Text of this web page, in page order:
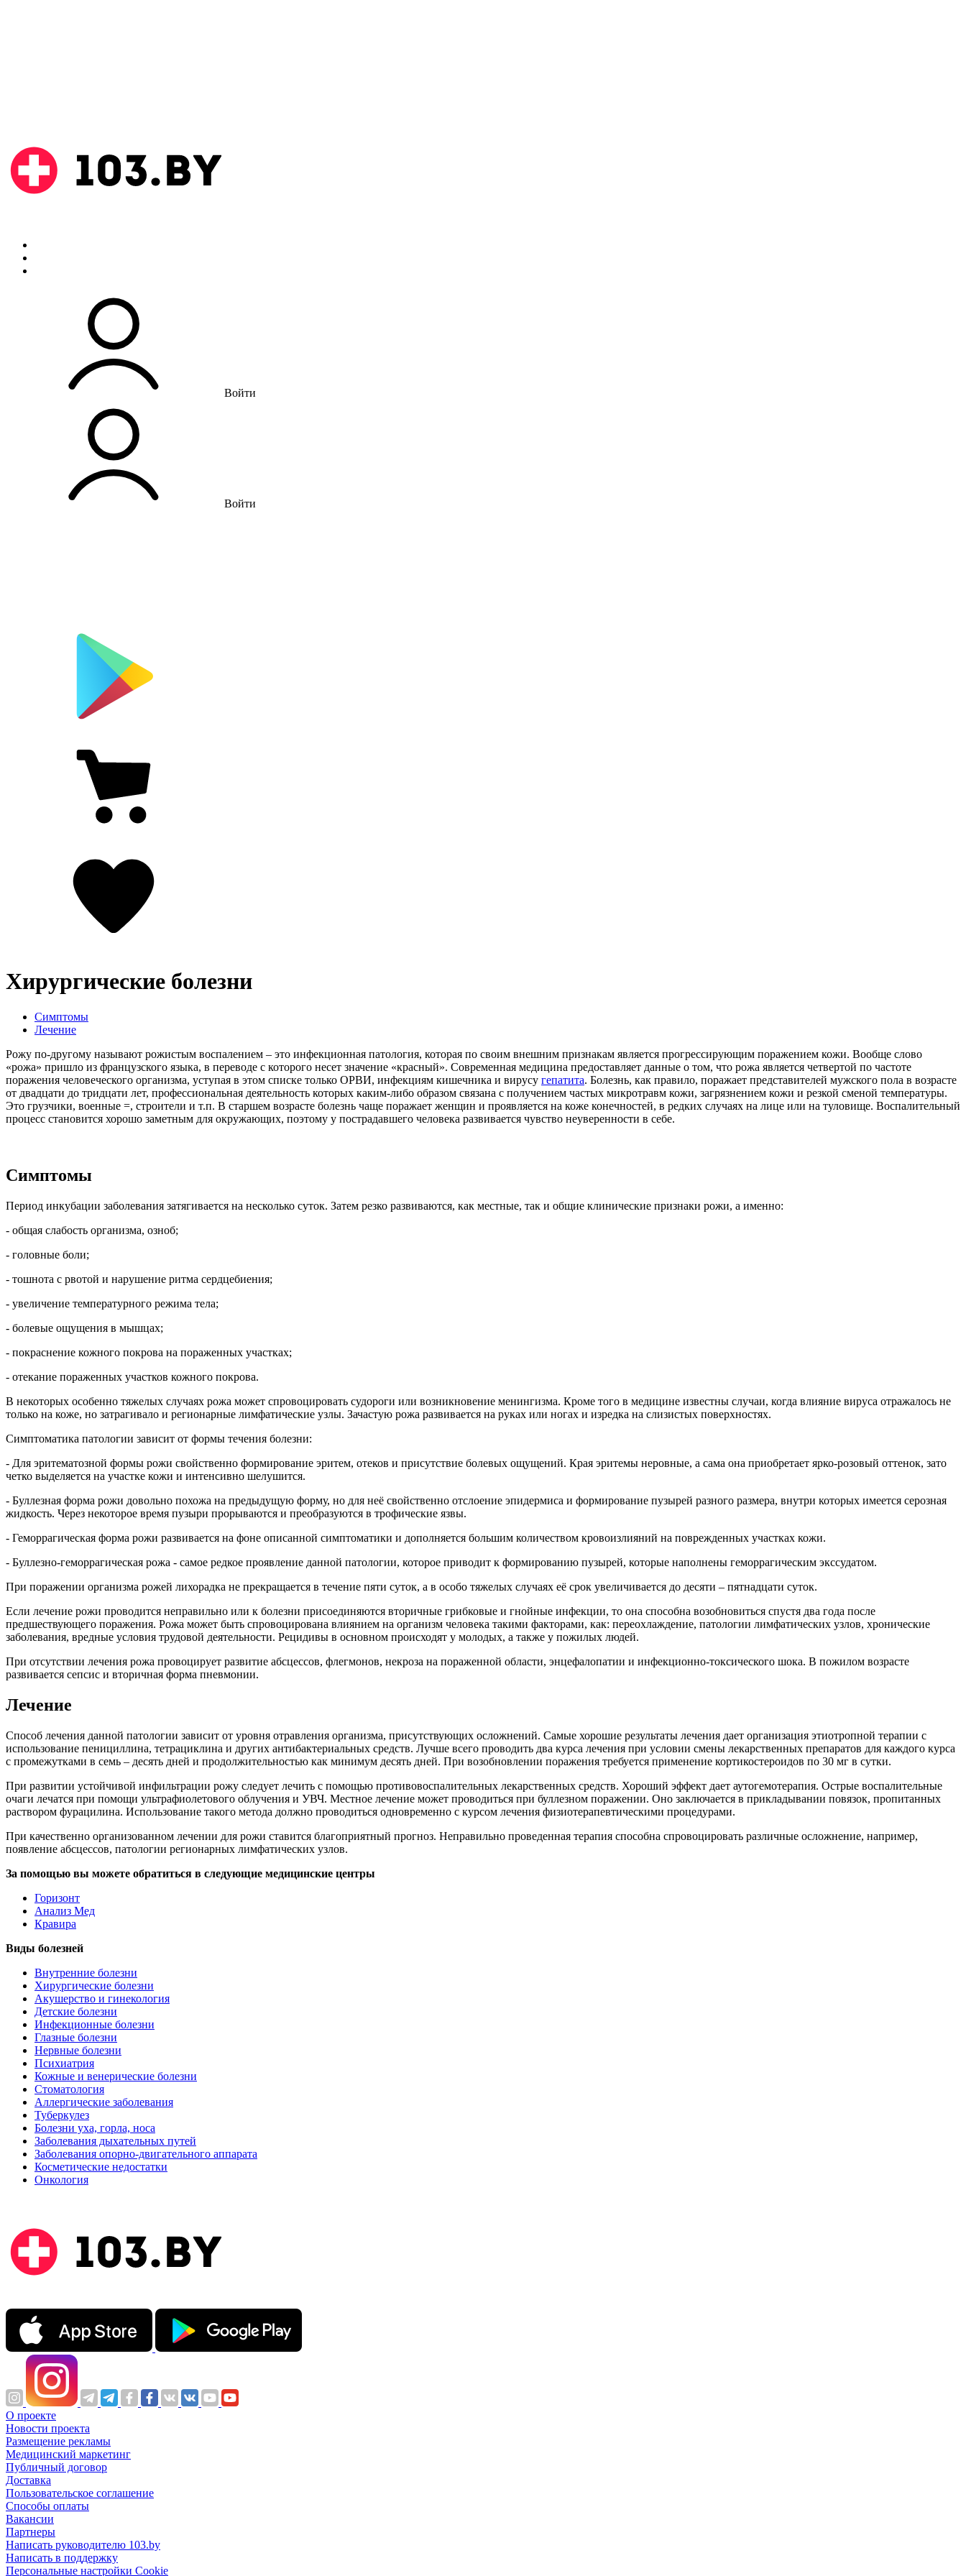
Войти
Войти
Хирургические болезни
Симптомы
Лечение
Рожу по-другому называют рожистым воспалением – это инфекционная патология, которая по своим внешним признакам является прогрессирующим поражением кожи. Вообще слово
«рожа» пришло из французского языка, в переводе с которого несет значение «красный». Современная медицина предоставляет данные о том, что рожа является четвертой по частоте
поражения человеческого организма, уступая в этом списке только ОРВИ, инфекциям кишечника и вирусу гепатита. Болезнь, как правило, поражает представителей мужского пола в возрасте
от двадцати до тридцати лет, профессиональная деятельность которых каким-либо образом связана с получением частых микротравм кожи, загрязнением кожи и резкой сменой температуры.
Это грузчики, военные =, строители и т.п. В старшем возрасте болезнь чаще поражает женщин и проявляется на коже конечностей, в редких случаях на лице или на туловище. Воспалительный
процесс становится хорошо заметным для окружающих, поэтому у пострадавшего человека развивается чувство неуверенности в себе.
Симптомы
Период инкубации заболевания затягивается на несколько суток. Затем резко развиваются, как местные, так и общие клинические признаки рожи, а именно:
- общая слабость организма, озноб;
- головные боли;
- тошнота с рвотой и нарушение ритма сердцебиения;
- увеличение температурного режима тела;
- болевые ощущения в мышцах;
- покраснение кожного покрова на пораженных участках;
- отекание пораженных участков кожного покрова.
В некоторых особенно тяжелых случаях рожа может спровоцировать судороги или возникновение менингизма. Кроме того в медицине известны случаи, когда влияние вируса отражалось не
только на коже, но затрагивало и регионарные лимфатические узлы. Зачастую рожа развивается на руках или ногах и изредка на слизистых поверхностях.
Симптоматика патологии зависит от формы течения болезни:
- Для эритематозной формы рожи свойственно формирование эритем, отеков и присутствие болевых ощущений. Края эритемы неровные, а сама она приобретает ярко-розовый оттенок, зато
четко выделяется на участке кожи и интенсивно шелушится.
- Буллезная форма рожи довольно похожа на предыдущую форму, но для неё свойственно отслоение эпидермиса и формирование пузырей разного размера, внутри которых имеется серозная
жидкость. Через некоторое время пузыри прорываются и преобразуются в трофические язвы.
- Геморрагическая форма рожи развивается на фоне описанной симптоматики и дополняется большим количеством кровоизлияний на поврежденных участках кожи.
- Буллезно-геморрагическая рожа - самое редкое проявление данной патологии, которое приводит к формированию пузырей, которые наполнены геморрагическим экссудатом.
При поражении организма рожей лихорадка не прекращается в течение пяти суток, а в особо тяжелых случаях её срок увеличивается до десяти – пятнадцати суток.
Если лечение рожи проводится неправильно или к болезни присоединяются вторичные грибковые и гнойные инфекции, то она способна возобновиться спустя два года после
предшествующего поражения. Рожа может быть спровоцирована влиянием на организм человека такими факторами, как: переохлаждение, патологии лимфатических узлов, хронические
заболевания, вредные условия трудовой деятельности. Рецидивы в основном происходят у молодых, а также у пожилых людей.
При отсутствии лечения рожа провоцирует развитие абсцессов, флегмонов, некроза на пораженной области, энцефалопатии и инфекционно-токсического шока. В пожилом возрасте
развивается сепсис и вторичная форма пневмонии.
Лечение
Способ лечения данной патологии зависит от уровня отравления организма, присутствующих осложнений. Самые хорошие результаты лечения дает организация этиотропной терапии с
использование пенициллина, тетрациклина и других антибактериальных средств. Лучше всего проводить два курса лечения при условии смены лекарственных препаратов для каждого курса
с промежутками в семь – десять дней и продолжительностью как минимум десять дней. При возобновлении поражения требуется применение кортикостероидов по 30 мг в сутки.
При развитии устойчивой инфильтрации рожу следует лечить с помощью противовоспалительных лекарственных средств. Хороший эффект дает аутогемотерапия. Острые воспалительные
очаги лечатся при помощи ультрафиолетового облучения и УВЧ. Местное лечение может проводиться при буллезном поражении. Оно заключается в прикладывании повязок, пропитанных
раствором фурацилина. Использование такого метода должно проводиться одновременно с курсом лечения физиотерапевтическими процедурами.
При качественно организованном лечении для рожи ставится благоприятный прогноз. Неправильно проведенная терапия способна спровоцировать различные осложнение, например,
появление абсцессов, патологии регионарных лимфатических узлов.
За помощью вы можете обратиться в следующие медицинские центры
Горизонт
Анализ Мед
Кравира
Виды болезней
Внутренние болезни
Хирургические болезни
Акушерство и гинекология
Детские болезни
Инфекционные болезни
Глазные болезни
Нервные болезни
Психиатрия
Кожные и венерические болезни
Стоматология
Аллергические заболевания
Туберкулез
Болезни уха, горла, носа
Заболевания дыхательных путей
Заболевания опорно-двигательного аппарата
Косметические недостатки
Онкология
О проекте
Новости проекта
Размещение рекламы
Медицинский маркетинг
Публичный договор
Доставка
Пользовательское соглашение
Способы оплаты
Вакансии
Партнеры
Написать руководителю 103.by
Написать в поддержку
Персональные настройки Cookie